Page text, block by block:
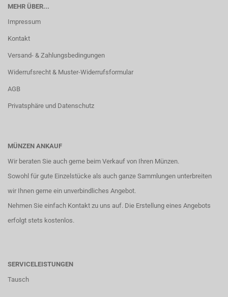
MEHR ÜBER...
Impressum
Kontakt
Versand- & Zahlungsbedingungen
Widerrufsrecht & Muster-Widerrufsformular
AGB
Privatsphäre und Datenschutz
MÜNZEN ANKAUF
Wir beraten Sie auch gerne beim Verkauf von Ihren Münzen.
Sowohl für gute Einzelstücke als auch ganze Sammlungen unterbreiten
wir Ihnen gerne ein unverbindliches Angebot.
Nehmen Sie einfach Kontakt zu uns auf. Die Erstellung eines Angebots
erfolgt stets kostenlos.
SERVICELEISTUNGEN
Tausch